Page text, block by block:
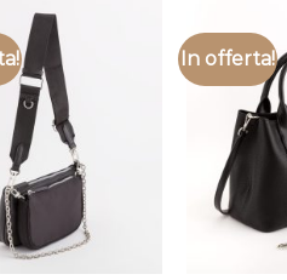
In offerta!